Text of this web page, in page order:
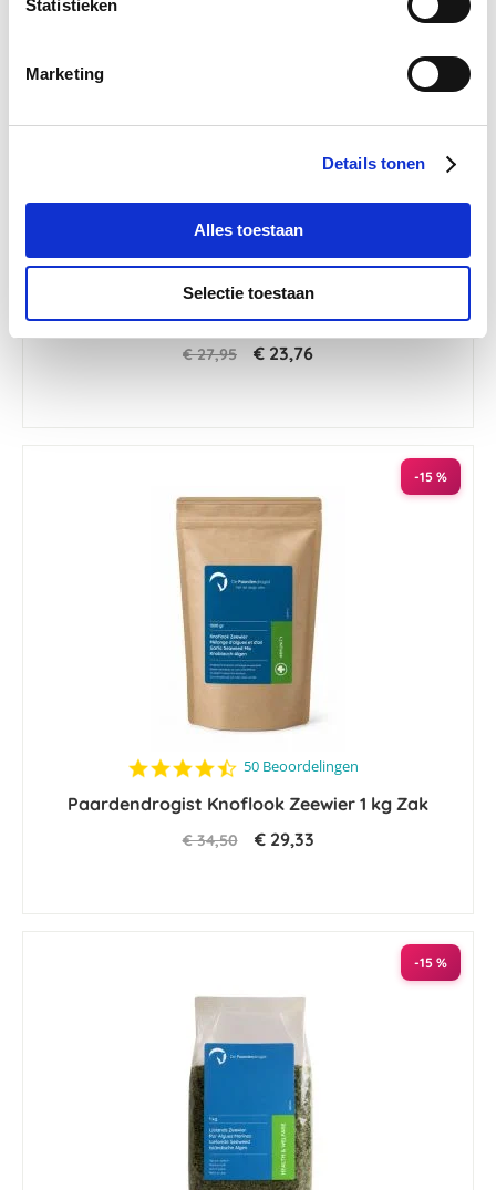
Statistieken
Marketing
Details tonen
Alles toestaan
Selectie toestaan
star
rating
Paardendrogist Knoflook Granulaat 1 kg
€ 27,95 € 23,76
-15 %
4.6
rating
50 Beoordelingen
Paardendrogist Knoflook Zeewier 1 kg Zak
€ 34,50 € 29,33
-15 %